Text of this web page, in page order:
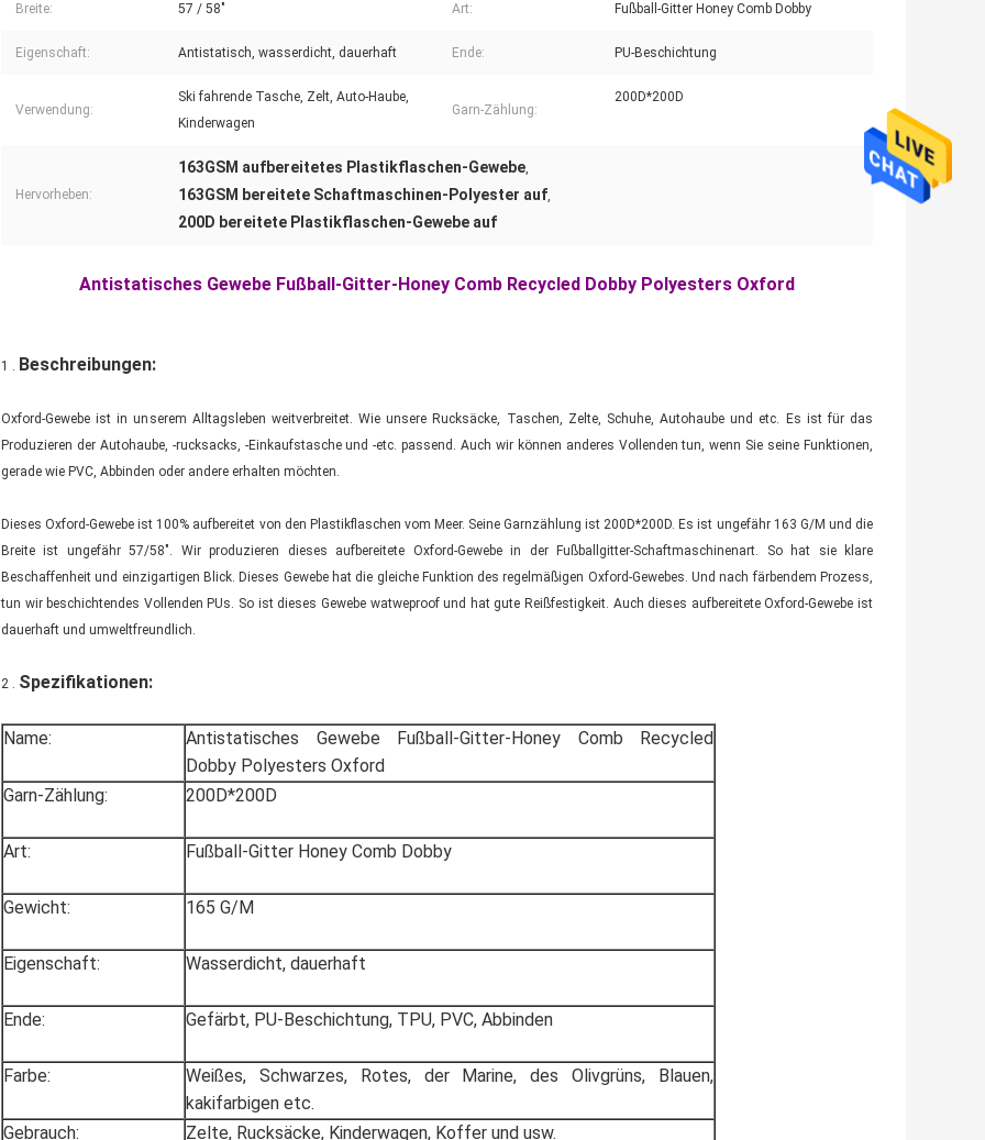
Breite: 57 / 58" Art: Fußball-Gitter Honey Comb Dobby
Eigenschaft: Antistatisch, wasserdicht, dauerhaft Ende: PU-Beschichtung
Verwendung:
Ski fahrende Tasche, Zelt, Auto-Haube,
Kinderwagen
Garn-Zählung:
200D*200D
Hervorheben:
163GSM aufbereitetes Plastikflaschen-Gewebe,
163GSM bereitete Schaftmaschinen-Polyester auf,
200D bereitete Plastikflaschen-Gewebe auf
Antistatisches Gewebe Fußball-Gitter-Honey Comb Recycled Dobby Polyesters Oxford
1 . Beschreibungen:
Oxford-Gewebe ist in unserem Alltagsleben weitverbreitet. Wie unsere Rucksäcke, Taschen, Zelte, Schuhe, Autohaube und etc. Es ist für das
Produzieren der Autohaube, -rucksacks, -Einkaufstasche und -etc. passend. Auch wir können anderes Vollenden tun, wenn Sie seine Funktionen,
gerade wie PVC, Abbinden oder andere erhalten möchten.
Dieses Oxford-Gewebe ist 100% aufbereitet von den Plastikflaschen vom Meer. Seine Garnzählung ist 200D*200D. Es ist ungefähr 163 G/M und die
Breite ist ungefähr 57/58". Wir produzieren dieses aufbereitete Oxford-Gewebe in der Fußballgitter-Schaftmaschinenart. So hat sie klare
Beschaffenheit und einzigartigen Blick. Dieses Gewebe hat die gleiche Funktion des regelmäßigen Oxford-Gewebes. Und nach färbendem Prozess,
tun wir beschichtendes Vollenden PUs. So ist dieses Gewebe watweproof und hat gute Reißfestigkeit. Auch dieses aufbereitete Oxford-Gewebe ist
dauerhaft und umweltfreundlich.
2 . Spezifikationen:
Name:
Antistatisches Gewebe Fußball-Gitter-Honey Comb Recycled
Dobby Polyesters Oxford
Garn-Zählung:
200D*200D
Art: Fußball-Gitter Honey Comb Dobby
Gewicht: 165 G/M
Eigenschaft: Wasserdicht, dauerhaft
Ende: Gefärbt, PU-Beschichtung, TPU, PVC, Abbinden
Farbe:
Weißes, Schwarzes, Rotes, der Marine, des Olivgrüns, Blauen,
kakifarbigen etc.
Gebrauch:
Zelte, Rucksäcke, Kinderwagen, Koffer und usw.